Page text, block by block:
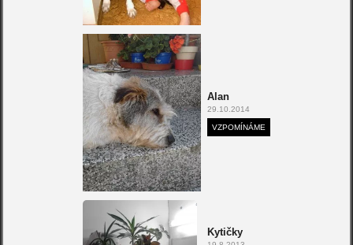
Alan
29.10.2014
VZPOMÍNÁME
Kytičky